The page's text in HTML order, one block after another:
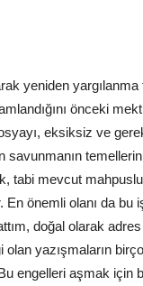
yeniden
önceki
eksiksiz ve
savunmanın
tabi mevcut
En önemli olanı da bu
doğal olarak
yazışmaların
engelleri aşmak için